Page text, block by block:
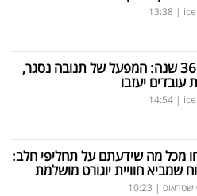
|
13:38
אחרי 36 שנה: המפעל של תנובה נסגר,
עובדים יעזבו
|
14:54
מכל מה שידעתם על תחליפי חלב:
שמביא חוויית יוגורט מושלמת
שטראוס |
10:23